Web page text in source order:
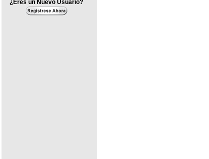
¿Eres un Nuevo Usuario?